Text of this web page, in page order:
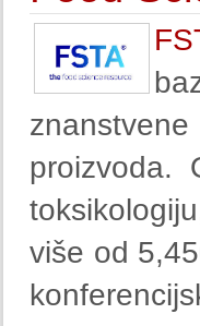
proizvoda.
više od